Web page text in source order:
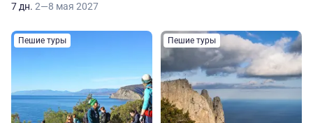
7 дн. 2—8 мая 2027
Пешие туры Пешие туры